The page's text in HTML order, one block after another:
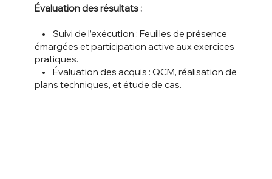
Évaluation des résultats :
• Suivi de l’exécution : Feuilles de présence
émargées et participation active aux exercices
pratiques.
• Évaluation des acquis : QCM, réalisation de
plans techniques, et étude de cas.